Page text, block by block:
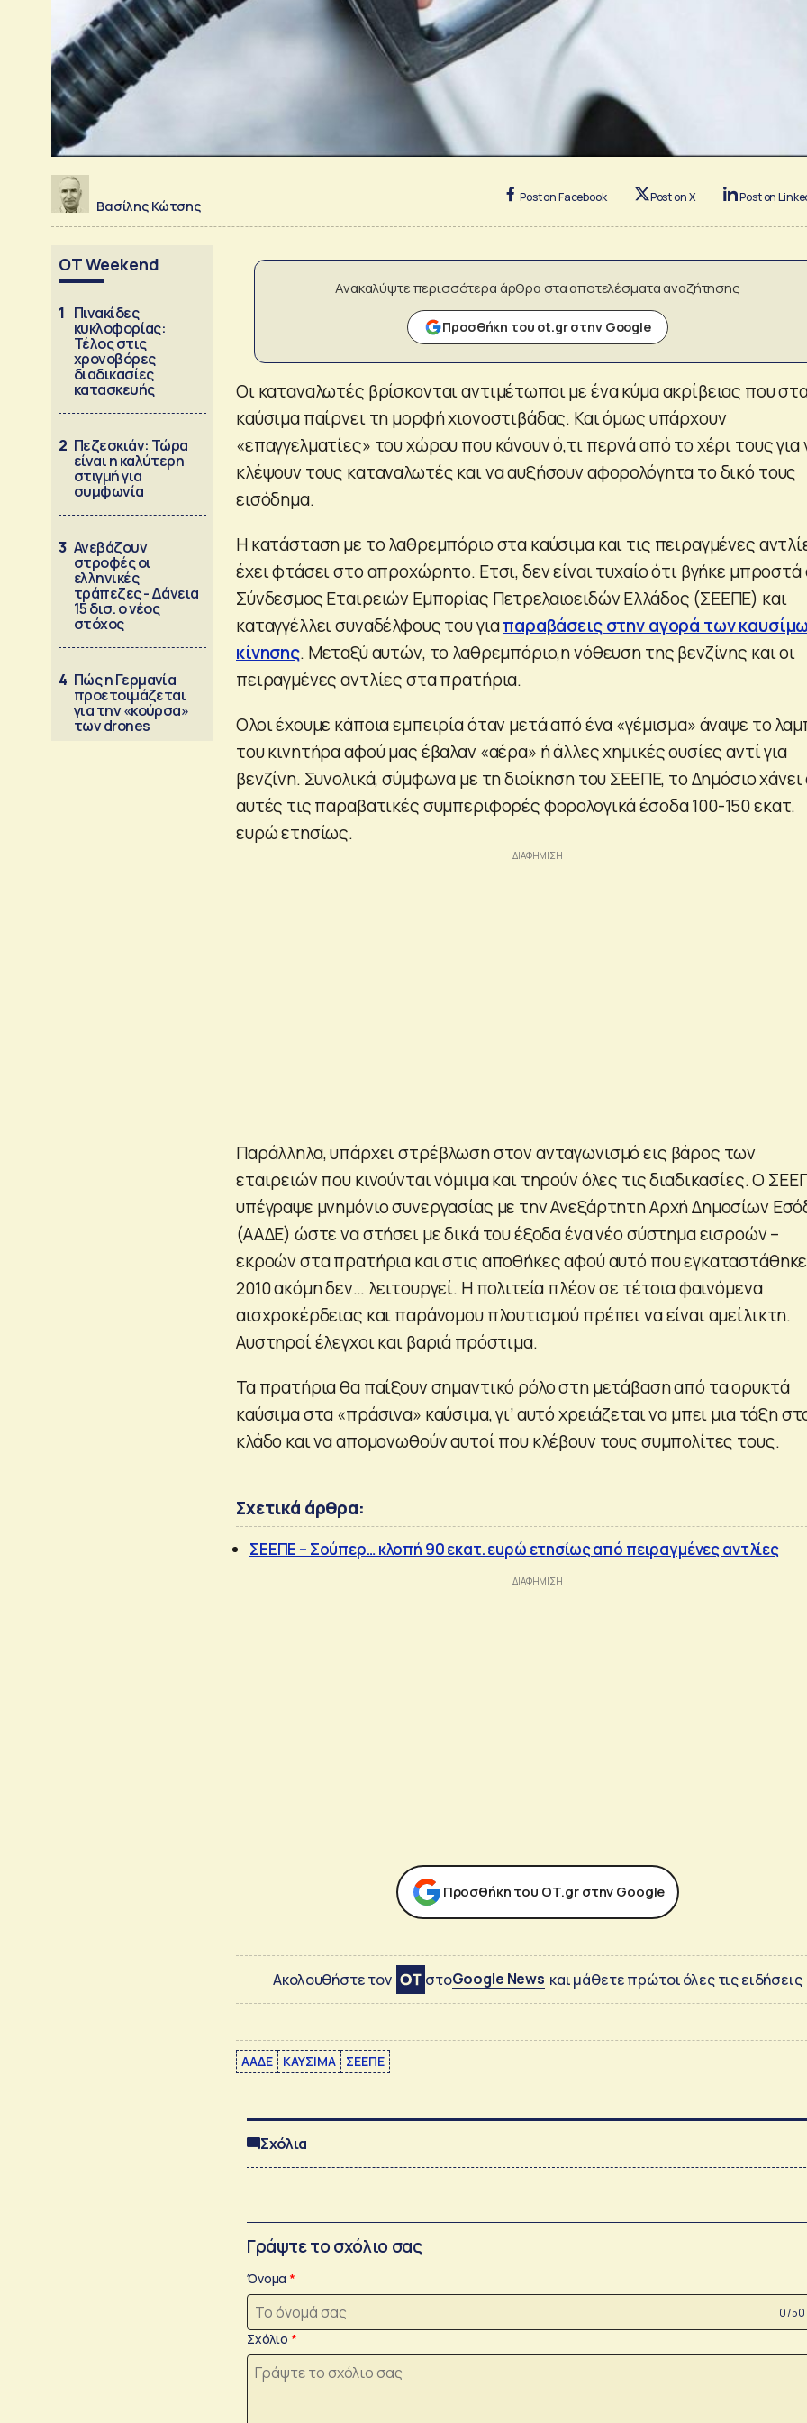
Βασίλης Κώτσης
Post on Facebook Post on X Post on
OT Weekend
1 Πινακίδες
κυκλοφορίας:
Τέλος στις
χρονοβόρες
διαδικασίες
κατασκευής
2 Πεζεσκιάν: Τώρα
είναι η καλύτερη
στιγμή για
συμφωνία
3 Ανεβάζουν
στροφές οι
ελληνικές
τράπεζες - Δάνεια
15 δισ. ο νέος
στόχος
4 Πώς η Γερμανία
προετοιμάζεται
για την «κούρσα»
των drones
Ανακαλύψτε περισσότερα άρθρα στα αποτελέσματα αναζήτησης
Προσθήκη του ot.gr στην Google
Οι καταναλωτές βρίσκονται αντιμέτωποι με ένα κύμα ακρίβειας που
καύσιμα παίρνει τη μορφή χιονοστιβάδας. Και όμως υπάρχουν
«επαγγελματίες» του χώρου που κάνουν ό,τι περνά από το χέρι τους για
κλέψουν τους καταναλωτές και να αυξήσουν αφορολόγητα το δικό τους
εισόδημα.
Η κατάσταση με το λαθρεμπόριο στα καύσιμα και τις πειραγμένες
έχει φτάσει στο απροχώρητο. Ετσι, δεν είναι τυχαίο ότι βγήκε μπροστά
Σύνδεσμος Εταιρειών Εμπορίας Πετρελαιοειδών Ελλάδος (ΣΕΕΠΕ) και
καταγγέλλει συναδέλφους του γιαπαραβάσεις στην αγορά των
κίνησης. Μεταξύ αυτών, το λαθρεμπόριο,η νόθευση της βενζίνης και οι
πειραγμένες αντλίες στα πρατήρια.
Ολοι έχουμε κάποια εμπειρία όταν μετά από ένα «γέμισμα» άναψε το
του κινητήρα αφού μας έβαλαν «αέρα» ή άλλες χημικές ουσίες αντί για
βενζίνη. Συνολικά, σύμφωνα με τη διοίκηση του ΣΕΕΠΕ, το Δημόσιο
αυτές τις παραβατικές συμπεριφορές φορολογικά έσοδα 100-150 εκατ.
ευρώ ετησίως.
Παράλληλα, υπάρχει στρέβλωση στον ανταγωνισμό εις βάρος των
εταιρειών που κινούνται νόμιμα και τηρούν όλες τις διαδικασίες. Ο
υπέγραψε μνημόνιο συνεργασίας με την Ανεξάρτητη Αρχή Δημοσίων
(ΑΑΔΕ) ώστε να στήσει με δικά του έξοδα ένα νέο σύστημα εισροών –
εκροών στα πρατήρια και στις αποθήκες αφού αυτό που
2010 ακόμη δεν… λειτουργεί. Η πολιτεία πλέον σε τέτοια φαινόμενα
αισχροκέρδειας και παράνομου πλουτισμού πρέπει να είναι αμείλικτη.
Αυστηροί έλεγχοι και βαριά πρόστιμα.
Τα πρατήρια θα παίξουν σημαντικό ρόλο στη μετάβαση από τα ορυκτά
καύσιμα στα «πράσινα» καύσιμα, γι’ αυτό χρειάζεται να μπει μια τάξη
κλάδο και να απομονωθούν αυτοί που κλέβουν τους συμπολίτες τους.
Σχετικά άρθρα:
ΣΕΕΠΕ – Σούπερ… κλοπή 90 εκατ. ευρώ ετησίως από πειραγμένες αντλίες
Προσθήκη του ΟΤ.gr στην Google
Ακολουθήστε τον στοGoogle News και μάθετε πρώτοι όλες τις ειδήσεις
ΑΑΔΕ ΚΑΥΣΙΜΑ ΣΕΕΠΕ
Σχόλια
Γράψτε το σχόλιο σας
Όνομα
0 /50
Σχόλιο